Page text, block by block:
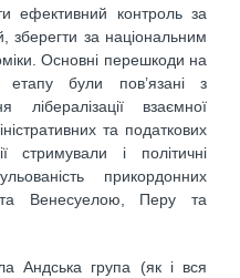
ефективний контроль за
зберегти за національним
Основні перешкоди на
етапу були пов’язані з
взаємної
та податкових
стримували і політичні
прикордонних
Венесуелою, Перу та
Андська група (як і вся